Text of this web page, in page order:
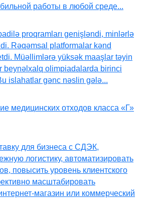
работы в любой среде...
proqramları genişləndi, minlərlə
Rəqəmsal platformalar kənd
Müəllimlərə yüksək maaşlar təyin
beynəlxalq olimpiadalarda birinci
islahatlar gənc nəslin gələ...
медицинских отходов класса «Г»
для бизнеса с СДЭК,
логистику, автоматизировать
повысить уровень клиентского
масштабировать
магазин или коммерческий